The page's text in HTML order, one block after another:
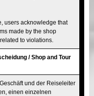
users acknowledge that
made by the shop
to violations.
/ Shop and Tour
und der Reiseleiter
einen einzelnen